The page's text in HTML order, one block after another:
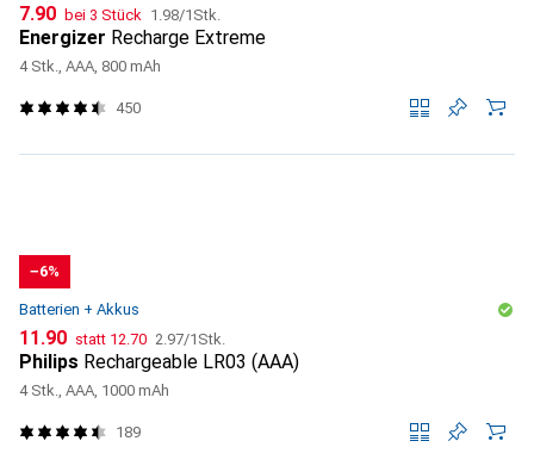
CHF
7.90 bei 3 Stück CHF
1.98/1Stk.
Energizer Recharge Extreme
4 Stk., AAA, 800 mAh
450
−6%
Batterien + Akkus
CHF
11.90 statt CHF
12.70 CHF
2.97/1Stk.
Philips Rechargeable LR03 (AAA)
4 Stk., AAA, 1000 mAh
189